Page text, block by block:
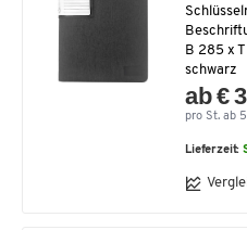
B 285 x
schwarz
ab €
pro St. ab
Lieferzeit: